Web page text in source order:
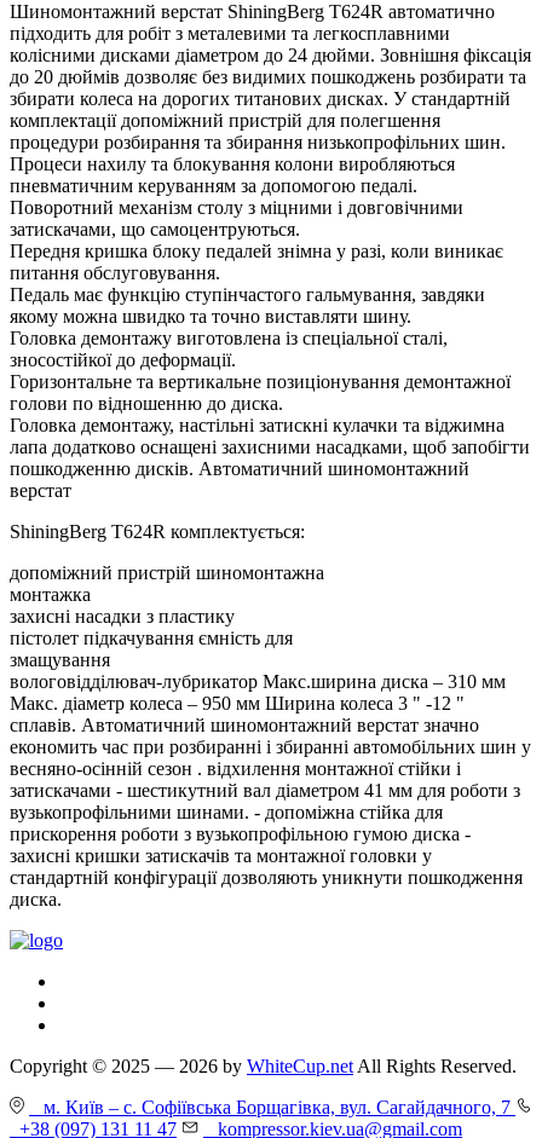
Шиномонтажний верстат ShiningBerg T624R автоматично
підходить для робіт з металевими та легкосплавними
колісними дисками діаметром до 24 дюйми. Зовнішня фіксація
до 20 дюймів дозволяє без видимих ​​пошкоджень розбирати та
збирати колеса на дорогих титанових дисках. У стандартній
комплектації допоміжний пристрій для полегшення
процедури розбирання та збирання низькопрофільних шин.
Процеси нахилу та блокування колони виробляються
пневматичним керуванням за допомогою педалі.
Поворотний механізм столу з міцними і довговічними
затискачами, що самоцентруються.
Передня кришка блоку педалей знімна у разі, коли виникає
питання обслуговування.
Педаль має функцію ступінчастого гальмування, завдяки
якому можна швидко та точно виставляти шину.
Головка демонтажу виготовлена ​​із спеціальної сталі,
зносостійкої до деформації.
Горизонтальне та вертикальне позиціонування демонтажної
голови по відношенню до диска.
Головка демонтажу, настільні затискні кулачки та віджимна
лапа додатково оснащені захисними насадками, щоб запобігти
пошкодженню дисків. Автоматичний шиномонтажний
верстат
ShiningBerg T624R комплектується:
допоміжний пристрій шиномонтажна
монтажка
захисні насадки з пластику
пістолет підкачування ємність для
змащування
вологовідділювач-лубрикатор Макс.ширина диска – 310 мм
Макс. діаметр колеса – 950 мм Ширина колеса 3 " -12 "
сплавів. Автоматичний шиномонтажний верстат значно
економить час при розбиранні і збиранні автомобільних шин у
весняно-осінній сезон . відхилення монтажної стійки і
затискачами - шестикутний вал діаметром 41 мм для роботи з
вузькопрофільними шинами. - допоміжна стійка для
прискорення роботи з вузькопрофільною гумою диска -
захисні кришки затискачів та монтажної головки у
стандартній конфігурації дозволяють уникнути пошкодження
диска.
Copyright © 2025 — 2026 by WhiteCup.netAll Rights Reserved.
м. Київ – с. Софіївська Борщагівка, вул. Сагайдачного, 7
+38 (097) 131 11 47
kompressor.kiev.ua@gmail.com